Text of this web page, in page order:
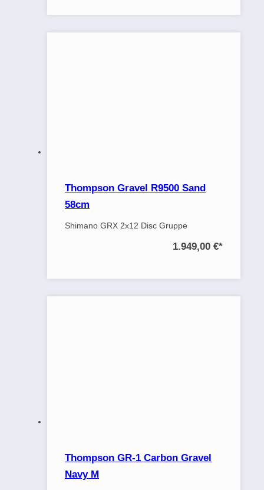
Thompson Gravel R9500 Sand
58cm
Shimano GRX 2x12 Disc Gruppe
1.949,00 €*
Thompson GR-1 Carbon Gravel
Navy M